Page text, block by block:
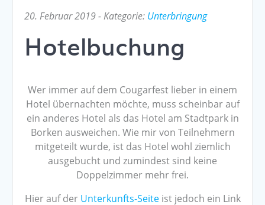
20. Februar 2019- Kategorie: Unterbringung
Hotelbuchung
Wer immer auf dem Cougarfest lieber in einem
Hotel übernachten möchte, muss scheinbar auf
ein anderes Hotel als das Hotel am Stadtpark in
Borken ausweichen. Wie mir von Teilnehmern
mitgeteilt wurde, ist das Hotel wohl ziemlich
ausgebucht und zumindest sind keine
Doppelzimmer mehr frei.
Hier auf der Unterkunfts-Seiteist jedoch ein Link